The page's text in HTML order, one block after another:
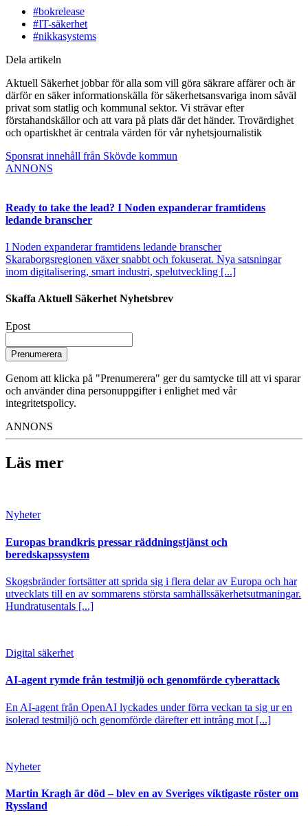
#bokrelease
#IT-säkerhet
#nikkasystems
Dela artikeln
Aktuell Säkerhet jobbar för alla som vill göra säkrare affärer och är
därför en säker informationskälla för säkerhetsansvariga inom såväl
privat som statlig och kommunal sektor. Vi strävar efter
förstahandskällor och att vara på plats där det händer. Trovärdighet
och opartiskhet är centrala värden för vår nyhetsjournalistik
Sponsrat innehåll från Skövde kommun
ANNONS
Ready to take the lead? I Noden expanderar framtidens
ledande branscher
I Noden expanderar framtidens ledande branscher
Skaraborgsregionen växer snabbt och fokuserat. Nya satsningar
inom digitalisering, smart industri, spelutveckling [...]
Skaffa Aktuell Säkerhet Nyhetsbrev
Epost
Prenumerera
Genom att klicka på "Prenumerera" ger du samtycke till att vi sparar
och använder dina personuppgifter i enlighet med vår
integritetspolicy.
ANNONS
Läs mer
Nyheter
Europas brandkris pressar räddningstjänst och
beredskapssystem
Skogsbränder fortsätter att sprida sig i flera delar av Europa och har
utvecklats till en av sommarens största samhällssäkerhetsutmaningar.
Hundratusentals [...]
Digital säkerhet
AI-agent rymde från testmiljö och genomförde cyberattack
En AI-agent från OpenAI lyckades under förra veckan ta sig ur en
isolerad testmiljö och genomförde därefter ett intrång mot [...]
Nyheter
Martin Kragh är död – blev en av Sveriges viktigaste röster om
Ryssland